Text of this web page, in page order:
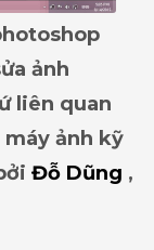
ảnh
liên quan
ảnh kỹ
Đỗ Dũng ,